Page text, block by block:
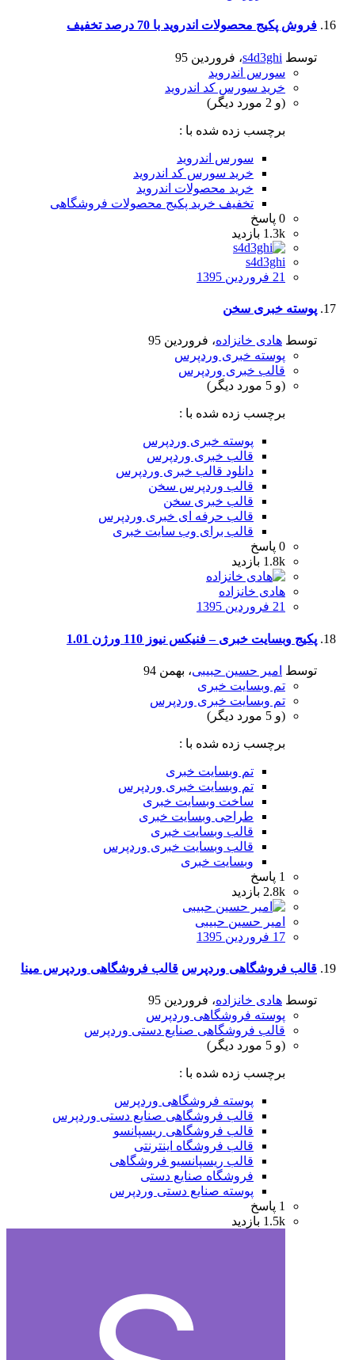
فروش پکیج محصولات اندروید با 70 درصد تخفیف
توسط s4d3ghi، فروردین 95
سورس اندروید
خرید سورس کد اندروید
(و 2 مورد دیگر)
برچسب زده شده با :
سورس اندروید
خرید سورس کد اندروید
خرید محصولات اندروید
تخفیف خرید پکیج محصولات فروشگاهی
0 پاسخ
1.3k بازدید
s4d3ghi
21 فروردین 1395
پوسته خبری سخن
توسط هادی خانزاده، فروردین 95
پوسته خبری وردپرس
قالب خبری وردپرس
(و 5 مورد دیگر)
برچسب زده شده با :
پوسته خبری وردپرس
قالب خبری وردپرس
دانلود قالب خبری وردپرس
قالب وردپرس سخن
قالب خبری سخن
قالب حرفه ای خبری وردپرس
قالب برای وب سایت خبری
0 پاسخ
1.8k بازدید
هادی خانزاده
21 فروردین 1395
پکیج وبسایت خبری – فنیکس نیوز 110 ورژن 1.01
توسط امیر حسین حبیبی، بهمن 94
تم وبسایت خبری
تم وبسایت خبری وردپرس
(و 5 مورد دیگر)
برچسب زده شده با :
تم وبسایت خبری
تم وبسایت خبری وردپرس
ساخت وبسایت خبری
طراحی وبسایت خبری
قالب وبسایت خبری
قالب وبسایت خبری وردپرس
وبسایت خبری
1 پاسخ
2.8k بازدید
امیر حسین حبیبی
17 فروردین 1395
قالب فروشگاهی وردپرس قالب فروشگاهی وردپرس مینا
توسط هادی خانزاده، فروردین 95
پوسته فروشگاهی وردپرس
قالب فروشگاهی صنایع دستی وردپرس
(و 5 مورد دیگر)
برچسب زده شده با :
پوسته فروشگاهی وردپرس
قالب فروشگاهی صنایع دستی وردپرس
قالب فروشگاهی ریسپانسو
قالب فروشگاه اینترنتی
قالب ریسپانسیو فروشگاهی
فروشگاه صنایع دستی
پوسته صنایع دستی وردپرس
1 پاسخ
1.5k بازدید